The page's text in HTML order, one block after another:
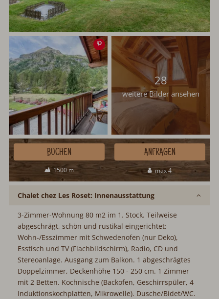
Speichern
28
weitere Bilder ansehen
1500 m max 4
BUCHEN ANFRAGEN
Chalet chez Les Roset: Innenausstattung
3-Zimmer-Wohnung 80 m2 im 1. Stock. Teilweise
abgeschrägt, schön und rustikal eingerichtet:
Wohn-/Esszimmer mit Schwedenofen (nur Deko),
Esstisch und TV (Flachbildschirm), Radio, CD und
Stereoanlage. Ausgang zum Balkon. 1 abgeschrägtes
Doppelzimmer, Deckenhöhe 150 - 250 cm. 1 Zimmer
mit 2 Betten. Kochnische (Backofen, Geschirrspüler, 4
Induktionskochplatten, Mikrowelle). Dusche/Bidet/WC.